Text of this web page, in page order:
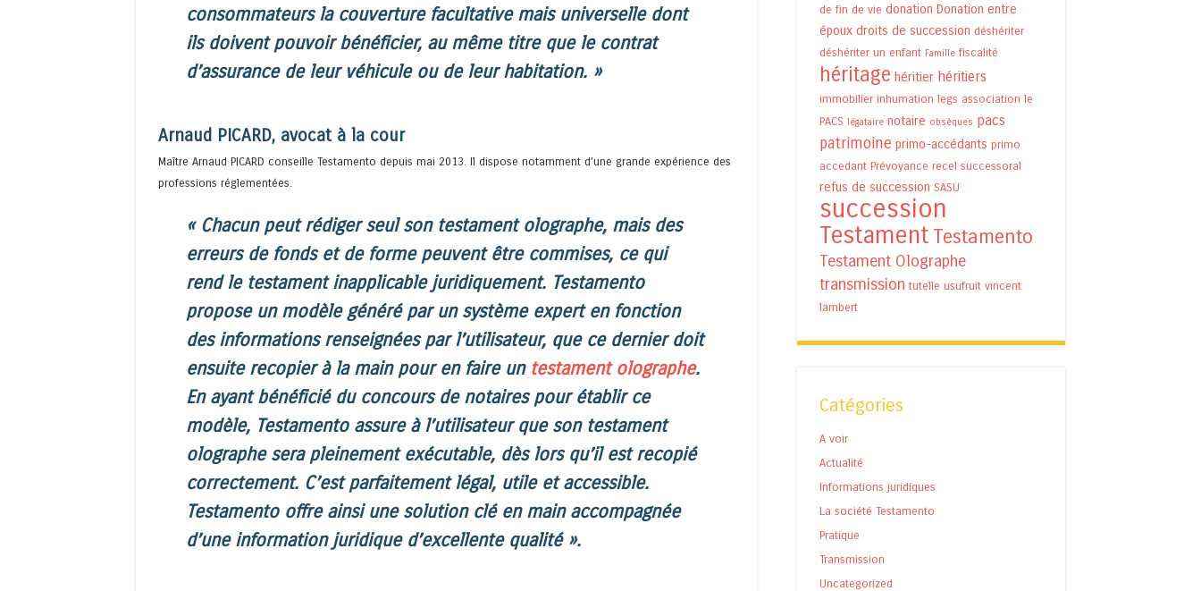
consommateurs la couverture facultative mais universelle dont
ils doivent pouvoir bénéficier, au même titre que le contrat
d’assurance de leur véhicule ou de leur habitation. »
Arnaud PICARD, avocat à la cour
Maître Arnaud PICARD conseille Testamento depuis mai 2013. Il dispose notamment d’une grande expérience des
professions réglementées.
« Chacun peut rédiger seul son testament olographe, mais des
erreurs de fonds et de forme peuvent être commises, ce qui
rend le testament inapplicable juridiquement. Testamento
propose un modèle généré par un système expert en fonction
des informations renseignées par l’utilisateur, que ce dernier doit
ensuite recopier à la main pour en faire un testament olographe.
En ayant bénéficié du concours de notaires pour établir ce
modèle, Testamento assure à l’utilisateur que son testament
olographe sera pleinement exécutable, dès lors qu’il est recopié
correctement. C’est parfaitement légal, utile et accessible.
Testamento offre ainsi une solution clé en main accompagnée
d’une information juridique d’excellente qualité ».
de fin de vie donation Donation entre
époux droits de succession déshériter
déshériter un enfant Famille fiscalité
héritage héritier héritiers
immobilier inhumation legs association le
PACS légataire notaire obsèques pacs
patrimoine primo-accédants primo
accedant Prévoyance recel successoral
refus de succession SASU
succession
Testament Testamento
Testament Olographe
transmission tutelle usufruit vincent
lambert
Catégories
A voir
Actualité
Informations juridiques
La société Testamento
Pratique
Transmission
Uncategorized